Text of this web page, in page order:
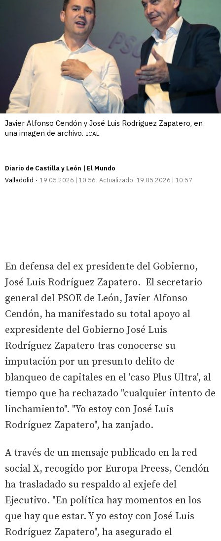
Javier Alfonso Cendón y José Luis Rodríguez Zapatero, en
una imagen de archivo. ICAL
Diario de Castilla y León | El Mundo
Valladolid
19.05.2026 | 10:56 Actualizado: 19.05.2026 | 10:57
En defensa del ex presidente del Gobierno,
José Luis Rodríguez Zapatero. El secretario
general del PSOE de León, Javier Alfonso
Cendón, ha manifestado su total apoyo al
expresidente del Gobierno José Luis
Rodríguez Zapatero tras conocerse su
imputación por un presunto delito de
blanqueo de capitales en el 'caso Plus Ultra', al
tiempo que ha rechazado "cualquier intento de
linchamiento". "Yo estoy con José Luis
Rodríguez Zapatero", ha zanjado.
A través de un mensaje publicado en la red
social X, recogido por Europa Preess, Cendón
ha trasladado su respaldo al exjefe del
Ejecutivo. "En política hay momentos en los
que hay que estar. Y yo estoy con José Luis
Rodríguez Zapatero", ha asegurado el